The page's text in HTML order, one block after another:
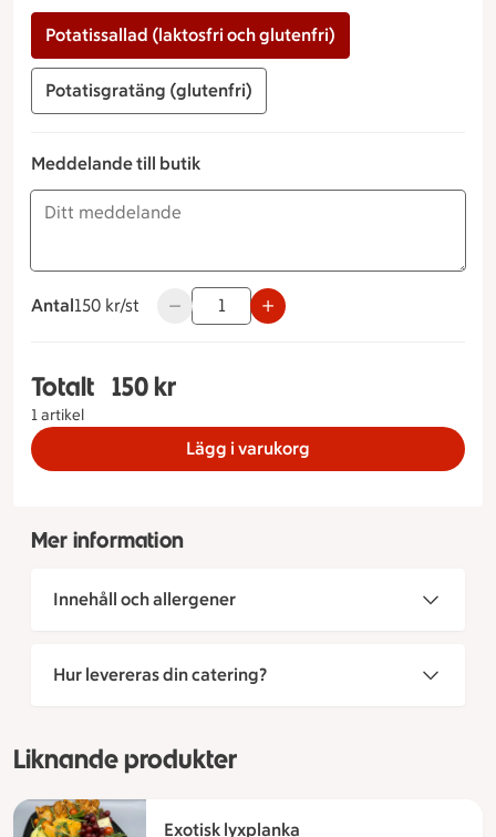
Potatissallad (laktosfri och glutenfri)
Potatisgratäng (glutenfri)
Meddelande till butik
Antal
150 kronor styck
150 kr/st Använd knapparna för att minska eller
Totalt
1 artikel
Totalt 1 stycken Grillplanka Tillbehör
150 kr
Lägg i varukorg
Mer information
Innehåll och allergener
Hur levereras din catering?
Liknande produkter
Exotisk lyxplanka